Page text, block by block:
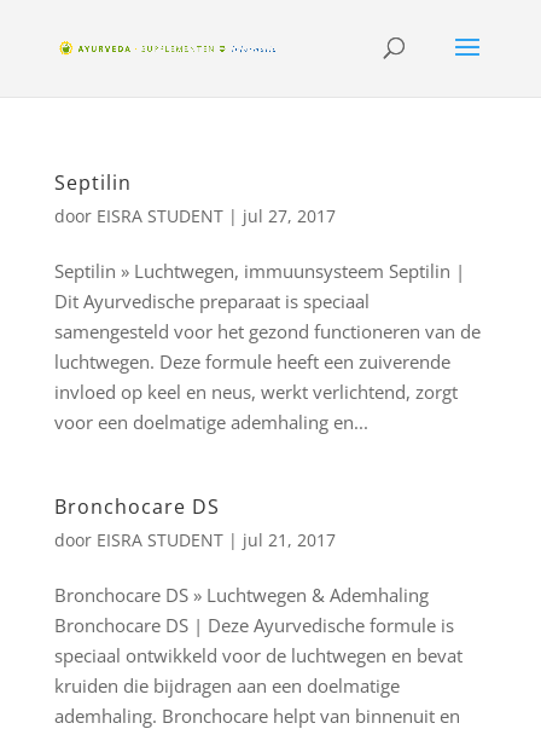
Septilin
door EISRA STUDENT| jul 27, 2017
Septilin » Luchtwegen, immuunsysteem Septilin |
Dit Ayurvedische preparaat is speciaal
samengesteld voor het gezond functioneren van de
luchtwegen. Deze formule heeft een zuiverende
invloed op keel en neus, werkt verlichtend, zorgt
voor een doelmatige ademhaling en...
Bronchocare DS
door EISRA STUDENT| jul 21, 2017
Bronchocare DS » Luchtwegen & Ademhaling
Bronchocare DS | Deze Ayurvedische formule is
speciaal ontwikkeld voor de luchtwegen en bevat
kruiden die bijdragen aan een doelmatige
ademhaling. Bronchocare helpt van binnenuit en